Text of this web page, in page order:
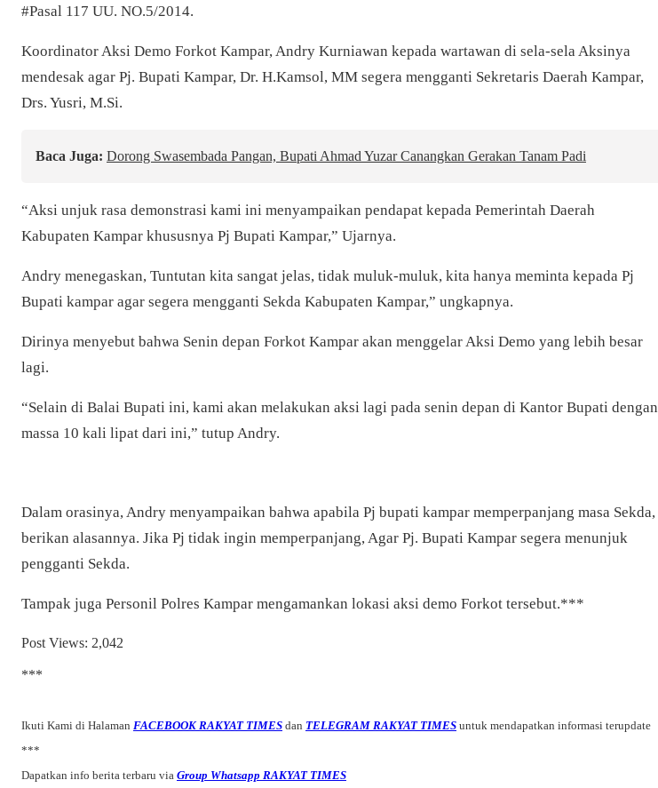
#Pasal 117 UU. NO.5/2014.
Koordinator Aksi Demo Forkot Kampar, Andry Kurniawan kepada wartawan di sela-sela Aksinya
mendesak agar Pj. Bupati Kampar, Dr. H.Kamsol, MM segera mengganti Sekretaris Daerah Kampar,
Drs. Yusri, M.Si.
Baca Juga: Dorong Swasembada Pangan, Bupati Ahmad Yuzar Canangkan Gerakan Tanam Padi
“Aksi unjuk rasa demonstrasi kami ini menyampaikan pendapat kepada Pemerintah Daerah
Kabupaten Kampar khususnya Pj Bupati Kampar,” Ujarnya.
Andry menegaskan, Tuntutan kita sangat jelas, tidak muluk-muluk, kita hanya meminta kepada Pj
Bupati kampar agar segera mengganti Sekda Kabupaten Kampar,” ungkapnya.
Dirinya menyebut bahwa Senin depan Forkot Kampar akan menggelar Aksi Demo yang lebih besar
lagi.
“Selain di Balai Bupati ini, kami akan melakukan aksi lagi pada senin depan di Kantor Bupati dengan
massa 10 kali lipat dari ini,” tutup Andry.
Dalam orasinya, Andry menyampaikan bahwa apabila Pj bupati kampar memperpanjang masa Sekda,
berikan alasannya. Jika Pj tidak ingin memperpanjang, Agar Pj. Bupati Kampar segera menunjuk
pengganti Sekda.
Tampak juga Personil Polres Kampar mengamankan lokasi aksi demo Forkot tersebut.***
Post Views: 2,042
***
Ikuti Kami di Halaman FACEBOOK RAKYAT TIMES dan TELEGRAM RAKYAT TIMES untuk mendapatkan informasi terupdate
***
Dapatkan info berita terbaru via Group Whatsapp RAKYAT TIMES